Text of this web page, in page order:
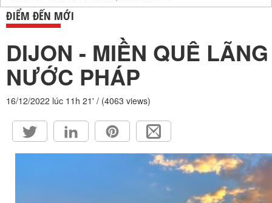
TOUR ĐOÀN - M.I.C.E
TOUR COMBO
GIỚI THIỆU
HỒ SƠ NĂNG LỰC
PROFILE EN
HỘP THƯ GÓP Ý
PROFILE HƯỚNG DẪN VIÊN
ĐIỂM ĐẾN MỚI
DIJON - MIỀN QUÊ
NƯỚC PHÁP
16/12/2022 lúc 11h 21' / (4063 views)